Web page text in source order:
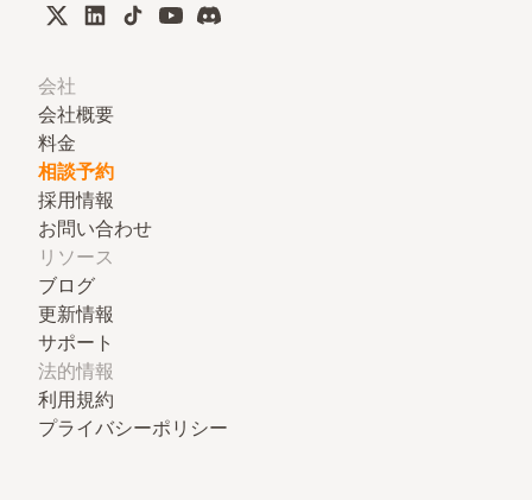
会社
会社概要
料金
相談予約
採用情報
お問い合わせ
リソース
ブログ
更新情報
サポート
法的情報
利用規約
プライバシーポリシー